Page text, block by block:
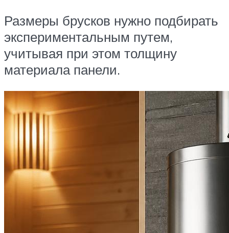
Размеры брусков нужно подбирать
экспериментальным путем,
учитывая при этом толщину
материала панели.